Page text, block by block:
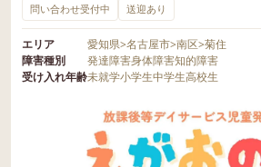
問い合わせ受付中 送迎あり
エリア 愛知県>名古屋市>南区>菊住
障害種別
発達障害身体障害知的障害
受け入れ年齢未就学小学生中学生高校生